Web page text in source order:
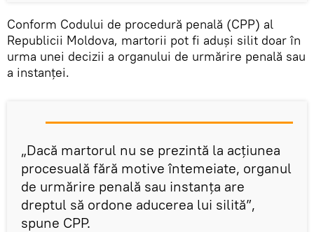
Conform Codului de procedură penală (CPP) al
Republicii Moldova, martorii pot fi aduşi silit doar în
urma unei decizii a organului de urmărire penală sau
a instanţei.
„Dacă martorul nu se prezintă la acţiunea
procesuală fără motive întemeiate, organul
de urmărire penală sau instanţa are
dreptul să ordone aducerea lui silită”,
spune CPP.